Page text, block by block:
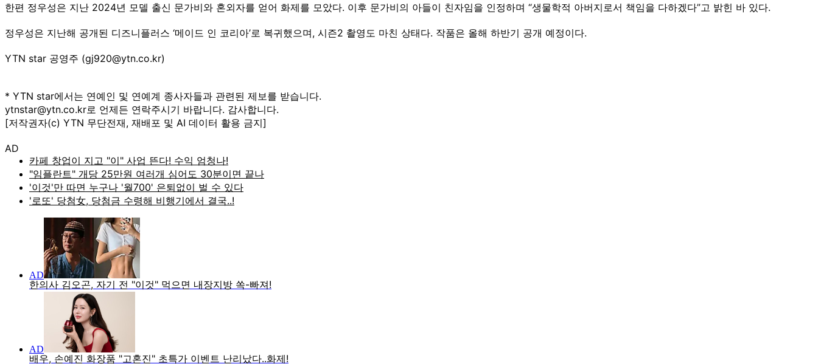
한편 정우성은 지난 2024년 모델 출신 문가비와 혼외자를 얻어 화제를 모았다. 이후 문가비의 아들이 친자임을 인정하며 “생물학적 아버지로서 책임을 다하겠다”고 밝힌 바 있다.
정우성은 지난해 공개된 디즈니플러스 ‘메이드 인 코리아’로 복귀했으며, 시즌2 촬영도 마친 상태다. 작품은 올해 하반기 공개 예정이다.
YTN star 공영주 (gj920@ytn.co.kr)
* YTN star에서는 연예인 및 연예계 종사자들과 관련된 제보를 받습니다.
ytnstar@ytn.co.kr로 언제든 연락주시기 바랍니다. 감사합니다.
[저작권자(c) YTN 무단전재, 재배포 및 AI 데이터 활용 금지]
AD